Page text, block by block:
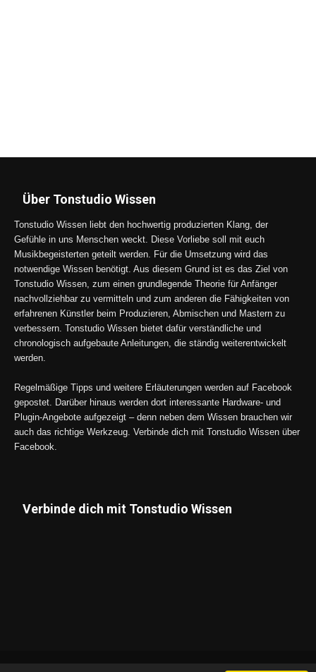
Über Tonstudio Wissen
Tonstudio Wissen liebt den hochwertig produzierten Klang, der
Gefühle in uns Menschen weckt. Diese Vorliebe soll mit euch
Musikbegeisterten geteilt werden. Für die Umsetzung wird das
notwendige Wissen benötigt. Aus diesem Grund ist es das Ziel von
Tonstudio Wissen, zum einen grundlegende Theorie für Anfänger
nachvollziehbar zu vermitteln und zum anderen die Fähigkeiten von
erfahrenen Künstler beim Produzieren, Abmischen und Mastern zu
verbessern. Tonstudio Wissen bietet dafür verständliche und
chronologisch aufgebaute Anleitungen, die ständig weiterentwickelt
werden.
Regelmäßige Tipps und weitere Erläuterungen werden auf Facebook
gepostet. Darüber hinaus werden dort interessante Hardware- und
Plugin-Angebote aufgezeigt – denn neben dem Wissen brauchen wir
auch das richtige Werkzeug. Verbinde dich mit Tonstudio Wissen über
Facebook.
Verbinde dich mit Tonstudio Wissen